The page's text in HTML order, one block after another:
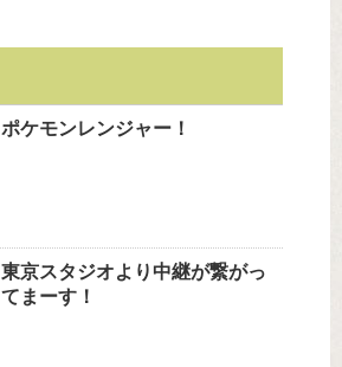
ポケモンレンジャー！
東京スタジオより中継が繋がっ
てまーす！